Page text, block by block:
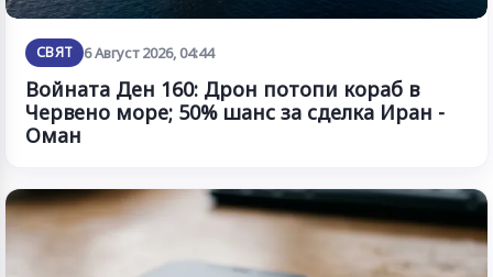
СВЯТ 6 Август 2026, 04:44
Войната Ден 160: Дрон потопи кораб в
Червено море; 50% шанс за сделка Иран -
Оман